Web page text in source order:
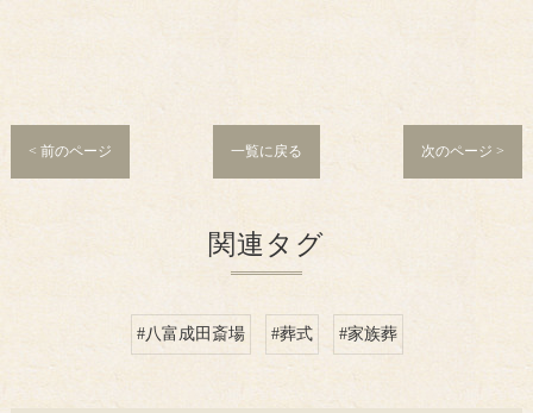
< 前のページ 一覧に戻る 次のページ >
関連タグ
#八富成田斎場 #葬式 #家族葬